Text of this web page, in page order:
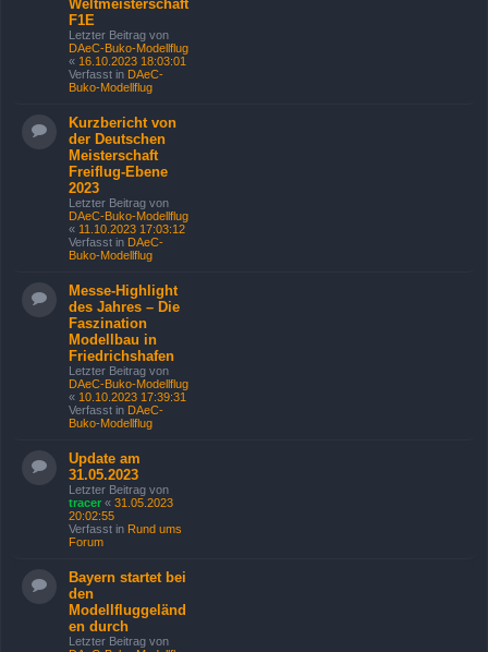
Weltmeisterschaft
F1E
Letzter Beitrag von
DAeC-Buko-Modellflug
« 16.10.2023 18:03:01
Verfasst in DAeC-
Buko-Modellflug
Kurzbericht von
der Deutschen
Meisterschaft
Freiflug-Ebene
2023
Letzter Beitrag von
DAeC-Buko-Modellflug
« 11.10.2023 17:03:12
Verfasst in DAeC-
Buko-Modellflug
Messe-Highlight
des Jahres – Die
Faszination
Modellbau in
Friedrichshafen
Letzter Beitrag von
DAeC-Buko-Modellflug
« 10.10.2023 17:39:31
Verfasst in DAeC-
Buko-Modellflug
Update am
31.05.2023
Letzter Beitrag von
tracer « 31.05.2023
20:02:55
Verfasst in Rund ums
Forum
Bayern startet bei
den
Modellfluggeländ
en durch
Letzter Beitrag von